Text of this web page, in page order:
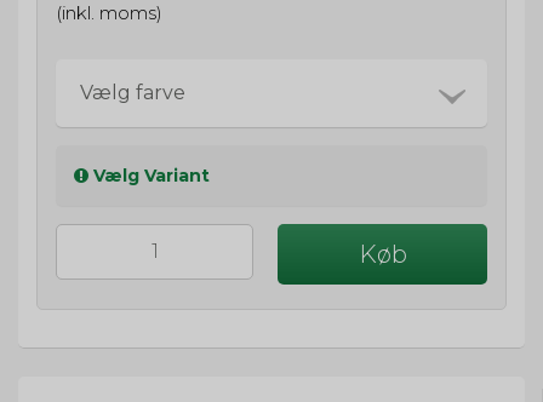
(inkl. moms)
Vælg farve
Vælg Variant
Køb